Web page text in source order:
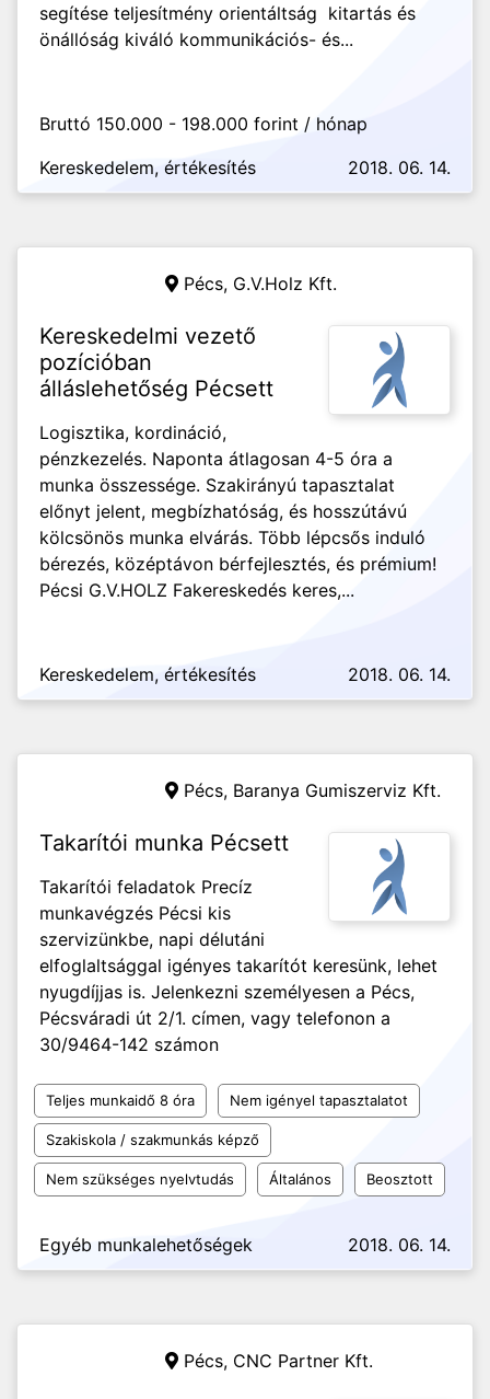
segítése teljesítmény orientáltság kitartás és
önállóság kiváló kommunikációs- és...
Bruttó 150.000 - 198.000 forint / hónap
Kereskedelem, értékesítés
2018. 06. 14.
Pécs, G.V.Holz Kft.
Kereskedelmi vezető
pozícióban
álláslehetőség Pécsett
Logisztika, kordináció,
pénzkezelés. Naponta átlagosan 4-5 óra a
munka összessége. Szakirányú tapasztalat
előnyt jelent, megbízhatóság, és hosszútávú
kölcsönös munka elvárás. Több lépcsős induló
bérezés, középtávon bérfejlesztés, és prémium!
Pécsi G.V.HOLZ Fakereskedés keres,...
Kereskedelem, értékesítés 2018. 06. 14.
Pécs, Baranya Gumiszerviz Kft.
Takarítói munka Pécsett
Takarítói feladatok Precíz
munkavégzés Pécsi kis
szervizünkbe, napi délutáni
elfoglaltsággal igényes takarítót keresünk, lehet
nyugdíjjas is. Jelenkezni személyesen a Pécs,
Pécsváradi út 2/1. címen, vagy telefonon a
30/9464-142 számon
Teljes munkaidő 8 óra Nem igényel tapasztalatot
Szakiskola / szakmunkás képző
Nem szükséges nyelvtudás Általános Beosztott
Egyéb munkalehetőségek 2018. 06. 14.
Pécs, CNC Partner Kft.